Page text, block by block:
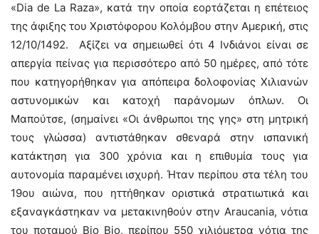
«Dia de La Raza», κατά την οποία εορτάζεται η επέτειος
της άφιξης του Χριστόφορου Κολόμβου στην Αμερική, στις
12/10/1492. Αξίζει να σημειωθεί ότι 4 Ινδιάνοι είναι σε
απεργία πείνας για περισσότερο από 50 ημέρες, από τότε
που κατηγορήθηκαν για απόπειρα δολοφονίας Χιλιανών
αστυνομικών και κατοχή παράνομων όπλων. Οι
Μαπούτσε, (σημαίνει «Οι άνθρωποι της γης» στη μητρική
τους γλώσσα) αντιστάθηκαν σθεναρά στην ισπανική
κατάκτηση για 300 χρόνια και η επιθυμία τους για
αυτονομία παραμένει ισχυρή. Ήταν περίπου στα τέλη του
19ου αιώνα, που ηττήθηκαν οριστικά στρατιωτικά και
εξαναγκάστηκαν να μετακινηθούν στην Araucania, νότια
του ποταμού Bio Bio, περίπου 550 χιλιόμετρα νότια της